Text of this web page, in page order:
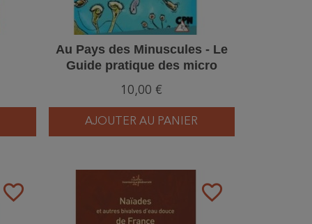
Au Pays des Minuscules - Le
Guide pratique des micro
invertébrés des eaux douces
10,00 €
AJOUTER AU PANIER
favorite_border favorite_border